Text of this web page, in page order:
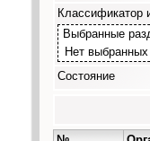
Классификатор
Выбранные
Нет
Состояние